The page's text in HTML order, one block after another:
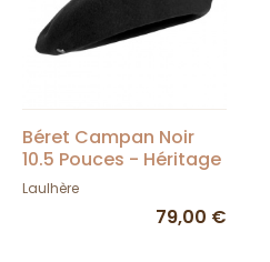
Béret Campan Noir
10.5 Pouces - Héritage
par Laulhère
Laulhère
79,00 €